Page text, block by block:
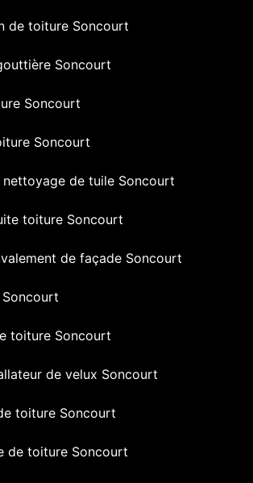
de toiture Soncourt
Soncourt
Soncourt
Soncourt
nettoyage de tuile Soncourt
toiture Soncourt
de façade Soncourt
toiture Soncourt
de velux Soncourt
toiture Soncourt
de toiture Soncourt